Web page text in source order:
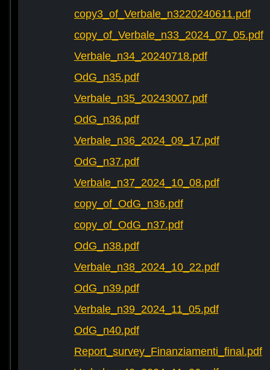
copy3_of_Verbale_n3220240611.pdf
copy_of_Verbale_n33_2024_07_05.pdf
Verbale_n34_20240718.pdf
OdG_n35.pdf
Verbale_n35_20243007.pdf
OdG_n36.pdf
Verbale_n36_2024_09_17.pdf
OdG_n37.pdf
Verbale_n37_2024_10_08.pdf
copy_of_OdG_n36.pdf
copy_of_OdG_n37.pdf
OdG_n38.pdf
Verbale_n38_2024_10_22.pdf
OdG_n39.pdf
Verbale_n39_2024_11_05.pdf
OdG_n40.pdf
Report_survey_Finanziamenti_final.pdf